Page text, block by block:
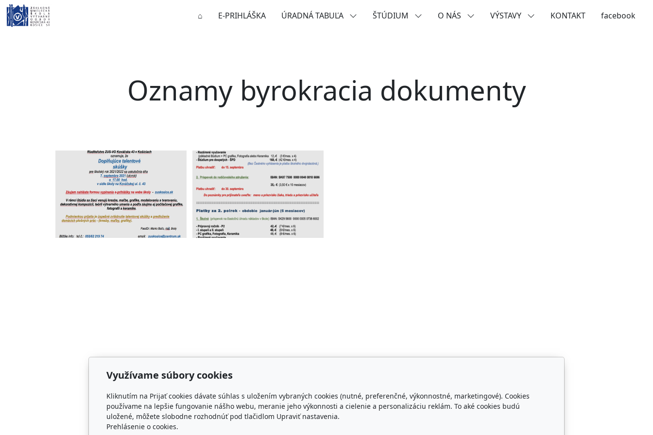
⌂ E-PRIHLÁŠKA ÚRADNÁ TABUĽA ŠTÚDIUM O NÁS VÝSTAVY KONTAKT facebook
Oznamy byrokracia dokumenty
Využívame súbory cookies
Kliknutím na Prijať cookies dávate súhlas s uložením vybraných cookies (nutné, preferenčné, výkonnostné, marketingové). Cookies
používame na lepšie fungovanie nášho webu, meranie jeho výkonnosti a cielenie a personalizáciu reklám. To aké cookies budú
uložené, môžete slobodne rozhodnúť pod tlačidlom Upraviť nastavenia.
Prehlásenie o cookies.